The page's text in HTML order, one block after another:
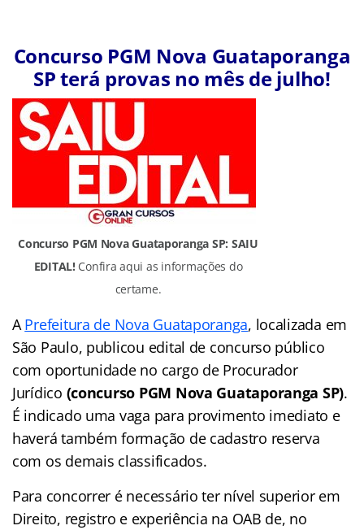
Concurso PGM Nova Guataporanga
SP terá provas no mês de julho!
Concurso PGM Nova Guataporanga SP: SAIU
EDITAL!Confira aqui as informações do
certame.
APrefeitura de Nova Guataporanga, localizada em
São Paulo, publicou edital de concurso público
com oportunidade no cargo de Procurador
Jurídico (concurso PGM Nova Guataporanga SP).
É indicado uma vaga para provimento imediato e
haverá também formação de cadastro reserva
com os demais classificados.
Para concorrer é necessário ter nível superior em
Direito, registro e experiência na OAB de, no